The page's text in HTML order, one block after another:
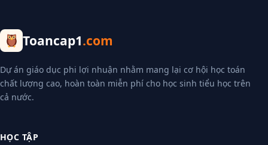
Toancap1.com
Dự án giáo dục phi lợi nhuận nhằm mang lại cơ hội học toán
chất lượng cao, hoàn toàn miễn phí cho học sinh tiểu học trên
cả nước.
HỌC TẬP